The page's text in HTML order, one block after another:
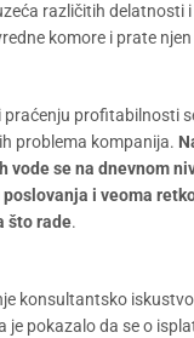
različitih delatnosti i
komore i prate
praćenju profitabilnosti
problema kompanija.
vode se na dnevnom
i veoma
što rade.
konsultantsko
je pokazalo da se o